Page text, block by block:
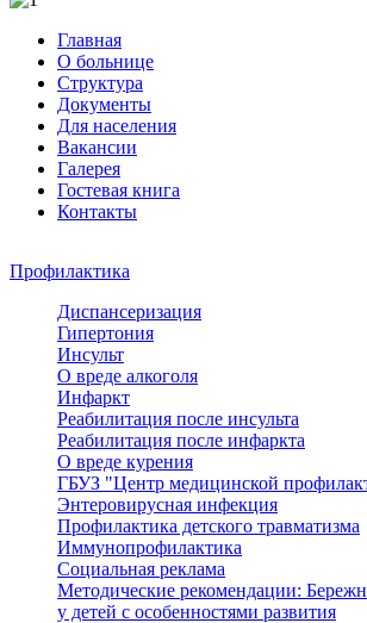
Главная
О больнице
Структура
Документы
Для населения
Вакансии
Галерея
Гостевая книга
Контакты
Профилактика
Диспансеризация
Гипертония
Инсульт
О вреде алкоголя
Инфаркт
Реабилитация после инсульта
Реабилитация после инфаркта
О вреде курения
ГБУЗ "Центр медицинской
Энтеровирусная инфекция
Профилактика детского травматизма
Иммунопрофилактика
Социальная реклама
Методические рекомендации:
у детей с особенностями развития